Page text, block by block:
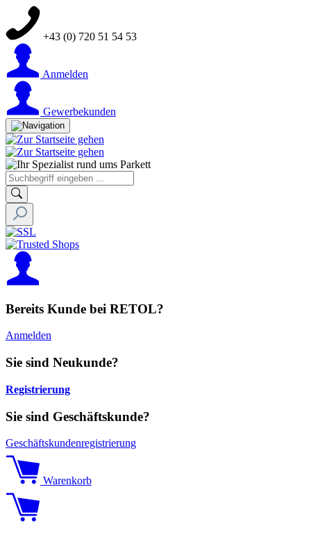
+43 (0) 720 51 54 53
Anmelden
Gewerbekunden
Bereits Kunde bei RETOL?
Anmelden
Sie sind Neukunde?
Registrierung
Sie sind Geschäftskunde?
Geschäftskundenregistrierung
Warenkorb